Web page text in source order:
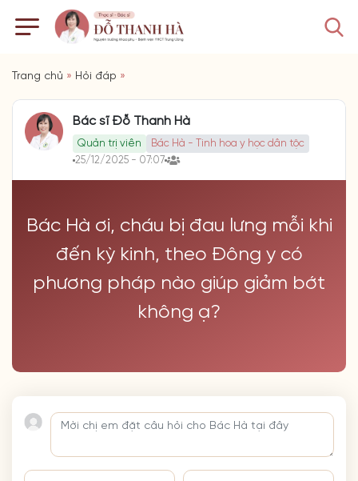
Trang chủ » Hỏi đáp »
Bác sĩ Đỗ Thanh Hà
Quản trị viên
Bác Hà - Tinh hoa y học dân tộc
25/12/2025 - 07:07
Bác Hà ơi, cháu bị đau lưng mỗi khi
đến kỳ kinh, theo Đông y có
phương pháp nào giúp giảm bớt
không ạ?